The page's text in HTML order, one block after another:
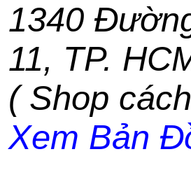
1340
11, TP.
( Shop
Xem Bản